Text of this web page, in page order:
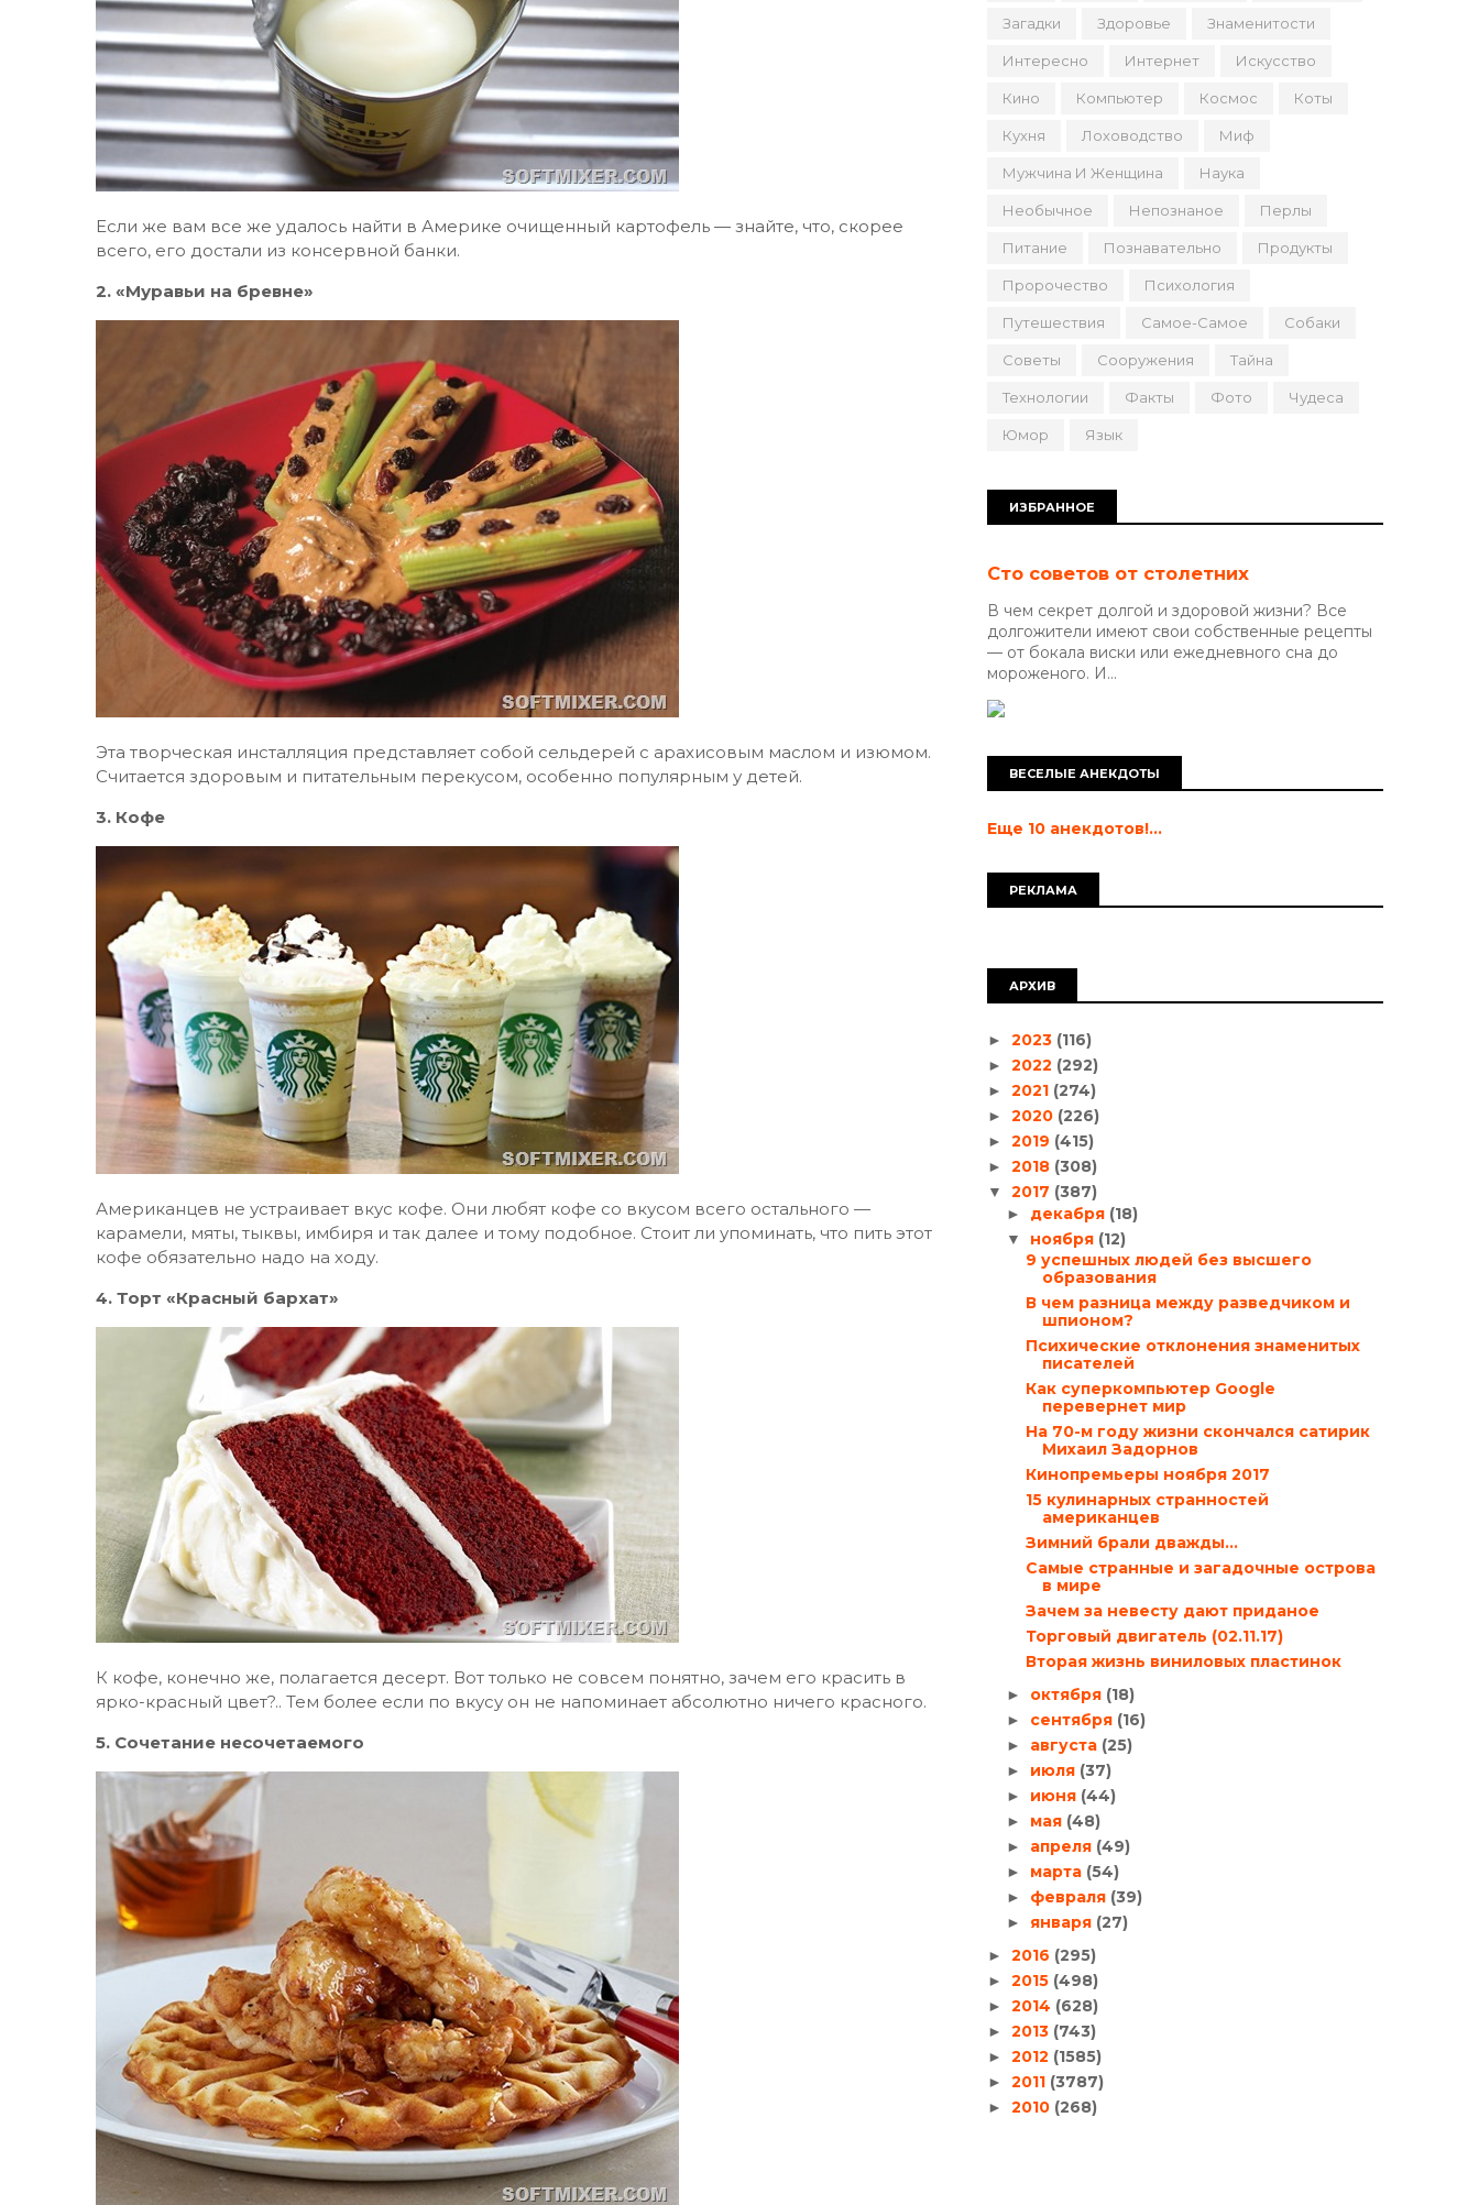
Если же вам все же удалось найти в Америке очищенный картофель — знайте, что, скорее
всего, его достали из консервной банки.
2. «Муравьи на бревне»
Эта творческая инсталляция представляет собой сельдерей с арахисовым маслом и изюмом.
Считается здоровым и питательным перекусом, особенно популярным у детей.
3. Кофе
Американцев не устраивает вкус кофе. Они любят кофе со вкусом всего остального —
карамели, мяты, тыквы, имбиря и так далее и тому подобное. Стоит ли упоминать, что пить этот
кофе обязательно надо на ходу.
4. Торт «Красный бархат»
К кофе, конечно же, полагается десерт. Вот только не совсем понятно, зачем его красить в
ярко-красный цвет?.. Тем более если по вкусу он не напоминает абсолютно ничего красного.
5. Сочетание несочетаемого
Загадки Здоровье Знаменитости
Интересно Интернет Искусство
Кино Компьютер Космос Коты
Кухня Лоховодство Миф
Мужчина И Женщина Наука
Необычное Непознаное Перлы
Питание Познавательно Продукты
Пророчество Психология
Путешествия Самое-Самое Собаки
Советы Сооружения Тайна
Технологии Факты Фото Чудеса
Юмор Язык
ИЗБРАННОЕ
Сто советов от столетних
В чем секрет долгой и здоровой жизни? Все
долгожители имеют свои собственные рецепты
— от бокала виски или ежедневного сна до
мороженого. И...
ВЕСЕЛЫЕ АНЕКДОТЫ
Еще 10 анекдотов!...
РЕКЛАМА
АРХИВ
► 2023 (116)
► 2022 (292)
► 2021 (274)
► 2020 (226)
► 2019 (415)
► 2018 (308)
▼ 2017 (387)
► декабря (18)
▼ ноября (12)
9 успешных людей без высшего
образования
В чем разница между разведчиком и
шпионом?
Психические отклонения знаменитых
писателей
Как суперкомпьютер Google
перевернет мир
На 70-м году жизни скончался сатирик
Михаил Задорнов
Кинопремьеры ноября 2017
15 кулинарных странностей
американцев
Зимний брали дважды…
Самые странные и загадочные острова
в мире
Зачем за невесту дают приданое
Торговый двигатель (02.11.17)
Вторая жизнь виниловых пластинок
► октября (18)
► сентября (16)
► августа (25)
► июля (37)
► июня (44)
► мая (48)
► апреля (49)
► марта (54)
► февраля (39)
► января (27)
► 2016 (295)
► 2015 (498)
► 2014 (628)
► 2013 (743)
► 2012 (1585)
► 2011 (3787)
► 2010 (268)